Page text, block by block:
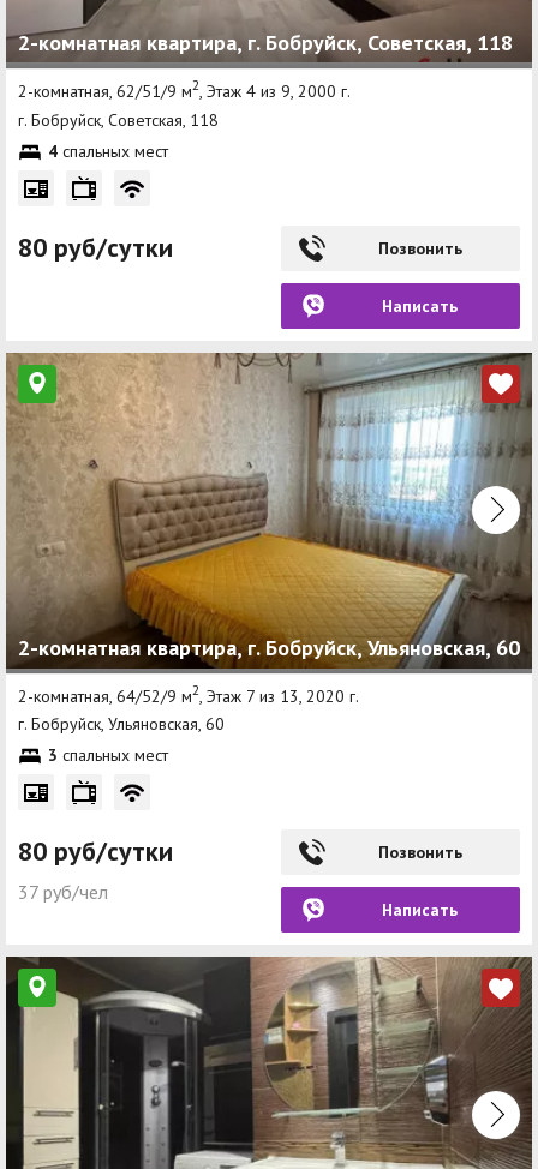
2-комнатная квартира, г. Бобруйск, Советская, 118
2-комнатная, 62/51/9 м2, Этаж 4 из 9, 2000 г.
г. Бобруйск, Советская, 118
4 спальных мест
80 руб/сутки Позвонить
Написать
2-комнатная квартира, г. Бобруйск, Ульяновская, 60
2-комнатная, 64/52/9 м2 , Этаж 7 из 13, 2020 г.
г. Бобруйск, Ульяновская, 60
3 спальных мест
80 руб/сутки
37 руб/чел
Позвонить
Написать